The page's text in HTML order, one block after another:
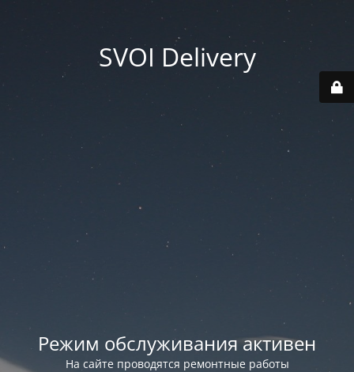
SVOI Delivery
Режим обслуживания активен
На сайте проводятся ремонтные работы